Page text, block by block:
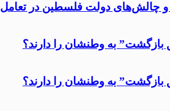
و چالش‌های دولت فلسطین در تعامل
به وطنشان‌ را دارند؟
به وطنشان‌ را دارند؟